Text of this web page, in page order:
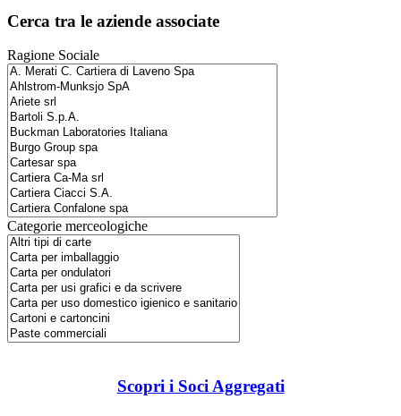
Cerca tra le aziende associate
Ragione Sociale
Categorie merceologiche
Scopri i Soci Aggregati